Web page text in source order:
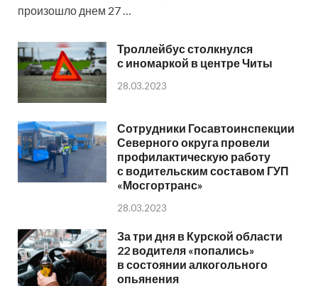
произошло днем 27 …
Троллейбус столкнулся
с иномаркой в центре Читы
28.03.2023
Сотрудники Госавтоинспекции
Северного округа провели
профилактическую работу
с водительским составом ГУП
«Мосгортранс»
28.03.2023
За три дня в Курской области
22 водителя «попались»
в состоянии алкогольного
опьянения